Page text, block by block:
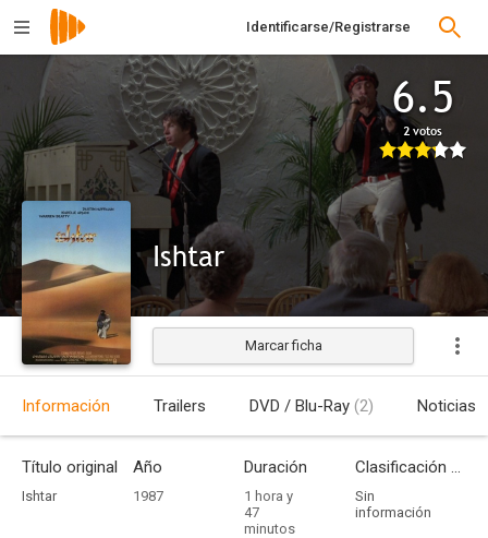
Identificarse/Registrarse
6.5
2 votos
Ishtar
Estrenada
Marcar ficha
Información Trailers DVD / Blu-Ray (2) Noticias
Título original
Ishtar
Año
1987
Duración
1 hora y
47
minutos
Clasificación por edades
Sin
información